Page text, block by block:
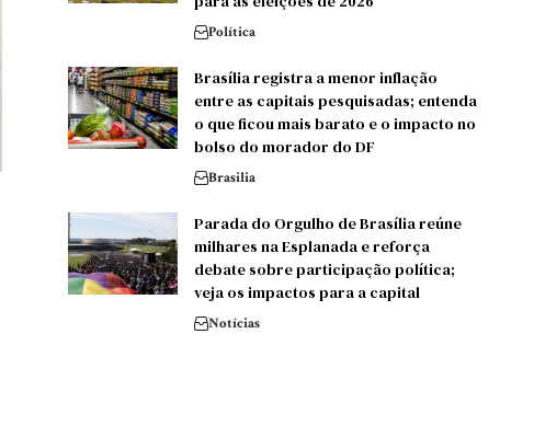
Política
Brasília registra a menor inflação
entre as capitais pesquisadas; entenda
o que ficou mais barato e o impacto no
bolso do morador do DF
Brasilia
Parada do Orgulho de Brasília reúne
milhares na Esplanada e reforça
debate sobre participação política;
veja os impactos para a capital
Notícias